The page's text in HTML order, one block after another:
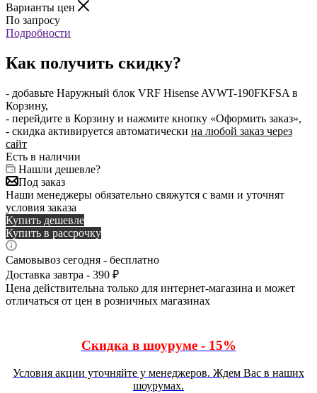
Варианты цен
По запросу
Подробности
Как получить скидку?
- добавьте Наружный блок VRF Hisense AVWT-190FKFSA в
Корзину,
- перейдите в Корзину и нажмите кнопку «Оформить заказ»,
- скидка активируется автоматически на любой заказ через
сайт
Есть в наличии
Нашли дешевле?
Под заказ
Наши менеджеры обязательно свяжутся с вами и уточнят
условия заказа
Купить дешевле
Купить в рассрочку
Самовывоз сегодня - бесплатно
Доставка завтра - 390 ₽
Цена действительна только для интернет-магазина и может
отличаться от цен в розничных магазинах
Скидка в шоуруме - 15%
Условия акции уточняйте у менеджеров. Ждем Вас в наших
шоурумах.